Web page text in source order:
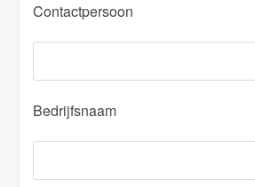
Contactpersoon
Bedrijfsnaam